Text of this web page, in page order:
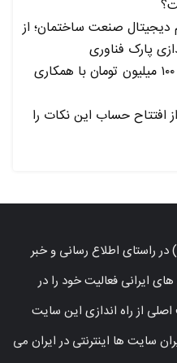
صنعت ساختمان؛ از
پارک فناوری
امکان خرید نقره اقساطی تا سقف ۱۰۰ میلیون تومان با همکاری
افتتاح حساب این نکات را
در راستای اطلاع رسانی و خبر
ایرانی فعالیت خود را در
هدف اصلی از راه اندازی این سایت
سایت ها اینترنتی در ایران می